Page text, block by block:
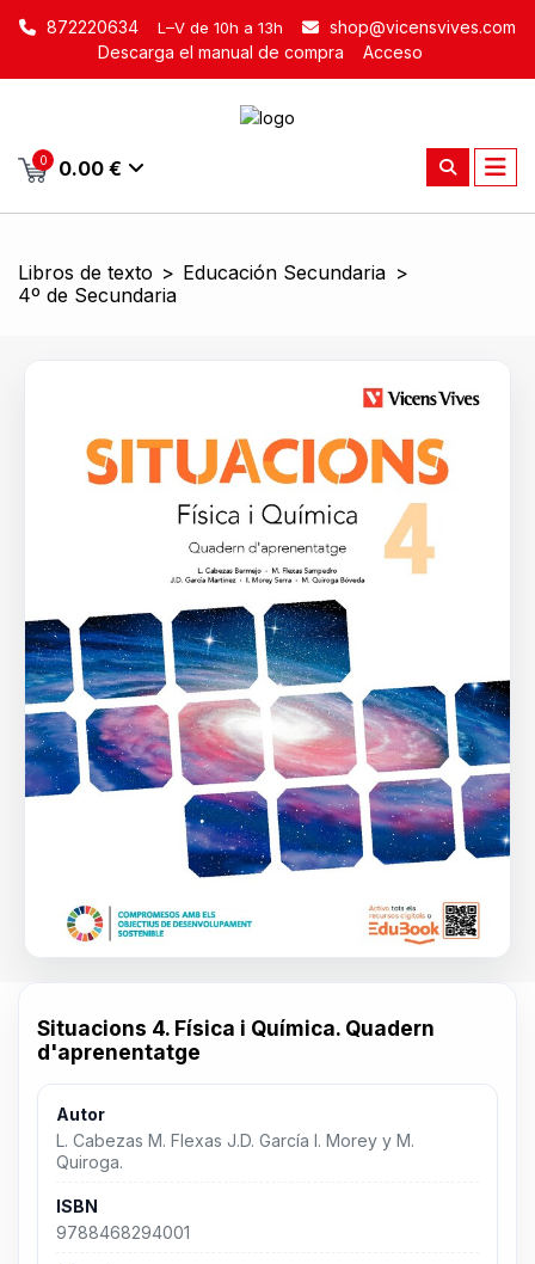
872220634 L–V de 10h a 13h
shop@vicensvives.com
Descarga el manual de compra
Acceso
0 0.00 €
Libros de texto > Educación Secundaria >
4º de Secundaria
Situacions 4. Física i Química. Quadern
d'aprenentatge
Autor
L. Cabezas M. Flexas J.D. García I. Morey y M.
Quiroga.
ISBN
9788468294001